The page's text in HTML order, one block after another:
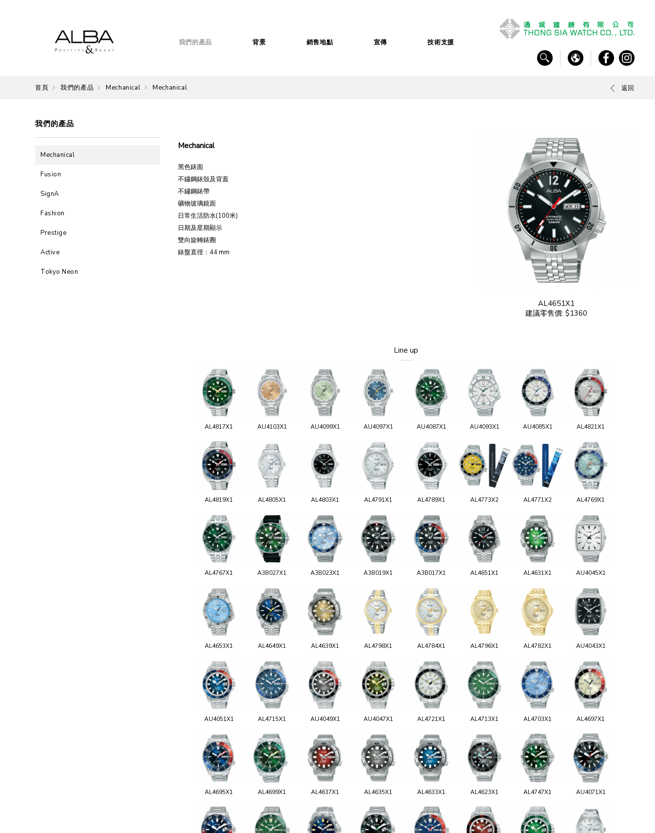
我們的產品 背景 銷售地點 宣傳 技術支援
首頁 我們的產品 Mechanical Mechanical 返回
我們的產品
Mechanical
Fusion
SignA
Fashion
Prestige
Active
Tokyo Neon
AL4651X1
建議零售價: $1360
Mechanical
黑色錶面
不鏽鋼錶殼及背蓋
不鏽鋼錶帶
礦物玻璃鏡面
日常生活防水(100米)
日期及星期顯示
雙向旋轉錶圈
錶盤直徑：44 mm
Line up
AL4817X1 AU4103X1 AU4099X1 AU4097X1 AU4087X1 AU4093X1 AU4085X1 AL4821X1
AL4819X1 AL4805X1 AL4803X1 AL4791X1 AL4789X1 AL4773X2 AL4771X2 AL4769X1
AL4767X1 A3B027X1 A3B023X1 A3B019X1 A3B017X1 AL4651X1 AL4631X1 AU4045X1
AL4653X1 AL4649X1 AL4639X1 AL4798X1 AL4784X1 AL4796X1 AL4782X1 AU4043X1
AU4051X1 AL4715X1 AU4049X1 AU4047X1 AL4721X1 AL4713X1 AL4703X1 AL4697X1
AL4695X1 AL4699X1 AL4637X1 AL4635X1 AL4633X1 AL4623X1 AL4747X1 AU4071X1